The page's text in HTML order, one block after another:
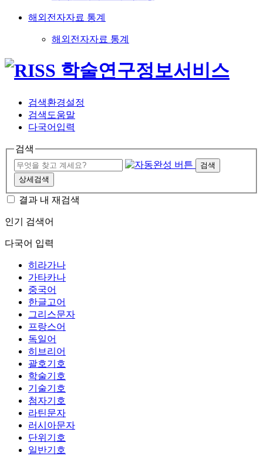
해외전자자료 통계
해외전자자료 통계
검색환경설정
검색도움말
다국어입력
검색
검색
상세검색
결과 내 재검색
인기 검색어
다국어 입력
히라가나
가타카나
중국어
한글고어
그리스문자
프랑스어
독일어
히브리어
괄호기호
학술기호
기술기호
첨자기호
라틴문자
러시아문자
단위기호
일반기호